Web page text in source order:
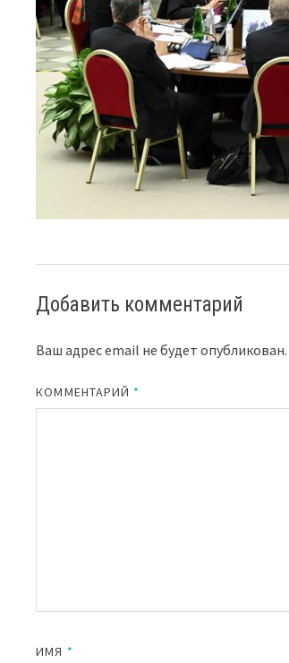
Добавить комментарий
Ваш адрес email не будет опубликован.
КОММЕНТАРИЙ *
ИМЯ *